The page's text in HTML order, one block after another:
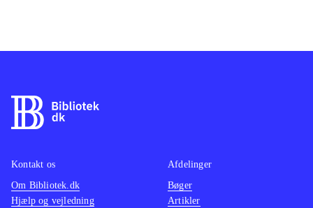
Kontakt os
Om Bibliotek.dk
Hjælp og vejledning
Afdelinger
Bøger
Artikler